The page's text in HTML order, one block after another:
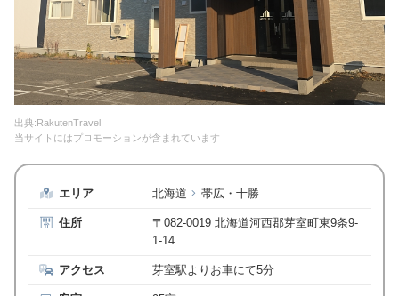
出典:RakutenTravel
当サイトにはプロモーションが含まれています
エリア 北海道 帯広・十勝
住所
〒082-0019 北海道河西郡芽室町東9条9-
1-14
アクセス 芽室駅よりお車にて5分